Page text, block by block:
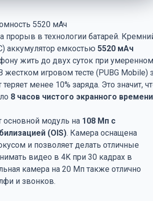
5520 мАч
прорыв в технологии батарей.
аккумулятор емкостью 5520 мАч
жить до двух суток при умеренном
жестком игровом тесте (PUBG Mobile)
менее 10% заряда. Это значит,
8 часов чистого экранного времени
основной модуль на 108 Мп с
(OIS). Камера оснащена
и позволяет делать отличные
видео в 4K при 30 кадрах в
камера на 20 Мп также отлично
и звонков.